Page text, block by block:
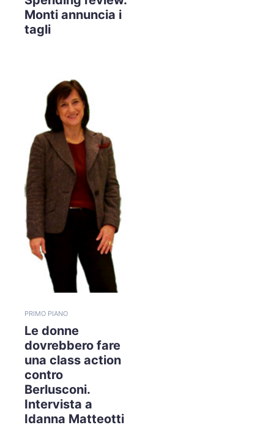
Monti annuncia i
tagli
PRIMO PIANO
Le donne
dovrebbero fare
una class action
contro
Berlusconi.
Intervista a
Idanna Matteotti